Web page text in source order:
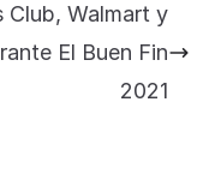
Club, Walmart y
El Buen Fin
2021